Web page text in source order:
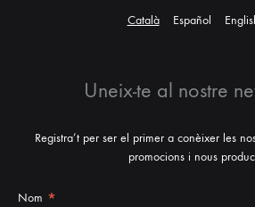
Català Español
Uneix-te al nostre
Registra’t per ser el primer a conèixer les
promocions i nous